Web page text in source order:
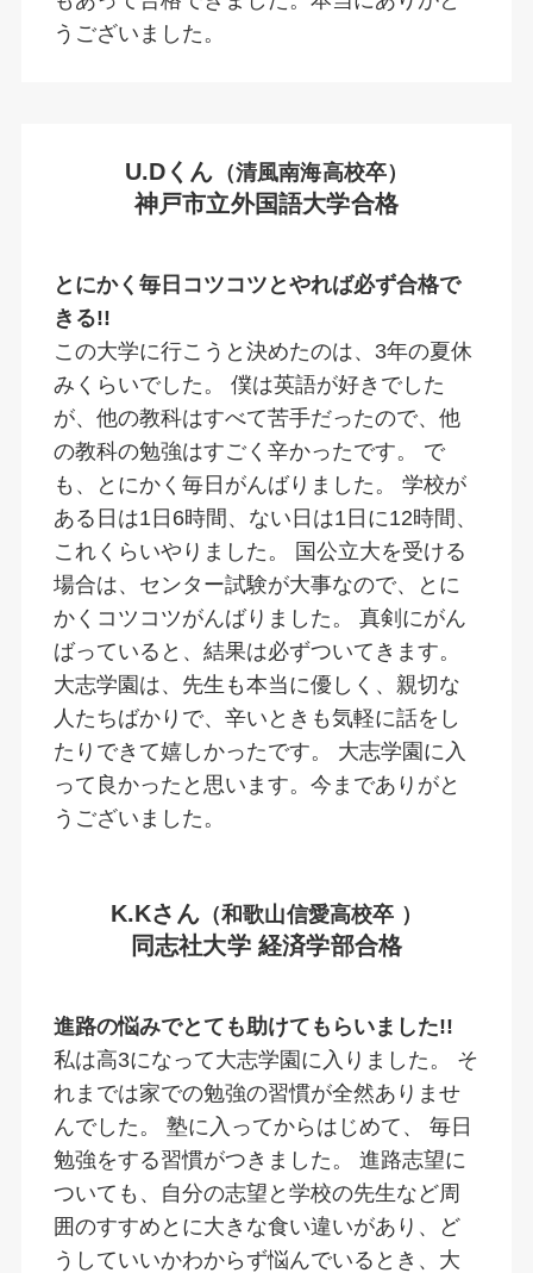
うございました。
U.Dくん （清風南海高校卒）
神戸市立外国語大学合格
とにかく毎日コツコツとやれば必ず合格で
きる!!
この大学に行こうと決めたのは、3年の夏休
みくらいでした。 僕は英語が好きでした
が、他の教科はすべて苦手だったので、他
の教科の勉強はすごく辛かったです。 で
も、とにかく毎日がんばりました。 学校が
ある日は1日6時間、ない日は1日に12時間、
これくらいやりました。 国公立大を受ける
場合は、センター試験が大事なので、とに
かくコツコツがんばりました。 真剣にがん
ばっていると、結果は必ずついてきます。
大志学園は、先生も本当に優しく、親切な
人たちばかりで、辛いときも気軽に話をし
たりできて嬉しかったです。 大志学園に入
って良かったと思います。今までありがと
うございました。
K.Kさん（和歌山信愛高校卒 ）
同志社大学 経済学部合格
進路の悩みでとても助けてもらいました!!
私は高3になって大志学園に入りました。 そ
れまでは家での勉強の習慣が全然ありませ
んでした。 塾に入ってからはじめて、 毎日
勉強をする習慣がつきました。 進路志望に
ついても、自分の志望と学校の先生など周
囲のすすめとに大きな食い違いがあり、ど
うしていいかわからず悩んでいるとき、大